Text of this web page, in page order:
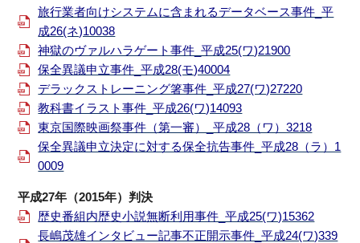
旅行業者向けシステムに含まれるデータベース事件_平
成26(ネ)10038
神獄のヴァルハラゲート事件_平成25(ワ)21900
保全異議申立事件_平成28(モ)40004
デラックストレーニング箸事件_平成27(ワ)27220
教科書イラスト事件_平成26(ワ)14093
東京国際映画祭事件（第一審）_平成28（ワ）3218
保全異議申立決定に対する保全抗告事件_平成28（ラ）1
0009
平成27年（2015年）判決
歴史番組内歴史小説無断利用事件_平成25(ワ)15362
長嶋茂雄インタビュー記事不正開示事件_平成24(ワ)339